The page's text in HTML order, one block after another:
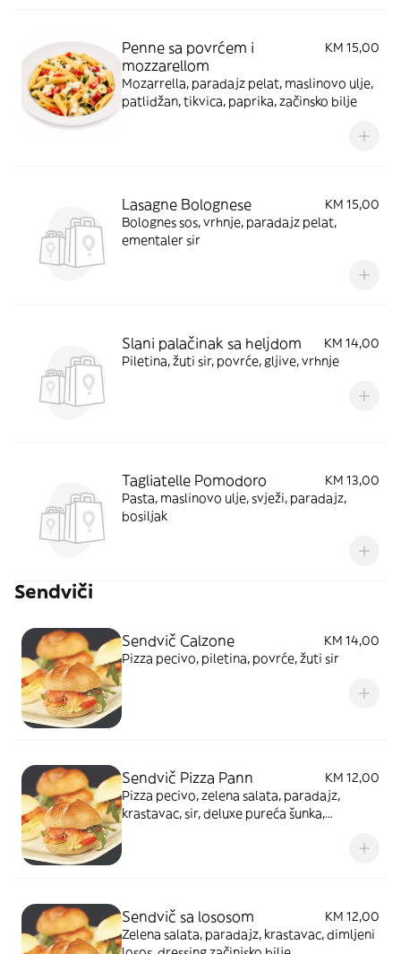
Penne sa povrćem i
mozzarellom
KM 15,00
Mozarrella, paradajz pelat, maslinovo ulje,
patlidžan, tikvica, paprika, začinsko bilje
Lasagne Bolognese
KM 15,00
Bolognes sos, vrhnje, paradajz pelat,
ementaler sir
Slani palačinak sa heljdom
KM 14,00
Piletina, žuti sir, povrće, gljive, vrhnje
Tagliatelle Pomodoro
KM 13,00
Pasta, maslinovo ulje, svježi, paradajz,
bosiljak
Sendviči
Sendvič Calzone
KM 14,00
Pizza pecivo, piletina, povrće, žuti sir
Sendvič Pizza Pann
KM 12,00
Pizza pecivo, zelena salata, paradajz,
krastavac, sir, deluxe pureća šunka,
Sendvič sa lososom
KM 12,00
Zelena salata, paradajz, krastavac, dimljeni